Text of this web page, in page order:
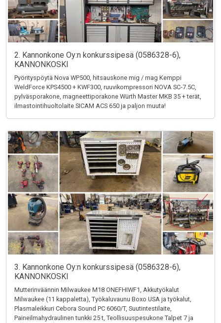
2. Kannonkone Oy:n konkurssipesä (0586328-6),
KANNONKOSKI
Pyörityspöytä Nova WP500, hitsauskone mig / mag Kemppi
WeldForce KPS4500 + KWF300, ruuvikompressori NOVA SC-7.5C,
pylväsporakone, magneettiporakone Würth Master MKB 35 + terät,
ilmastointihuoltolaite SICAM ACS 650 ja paljon muuta!
3. Kannonkone Oy:n konkurssipesä (0586328-6),
KANNONKOSKI
Mutterinväännin Milwaukee M18 ONEFHIWF1, Akkutyökalut
Milwaukee (11 kappaletta), Työkaluvaunu Boxo USA ja työkalut,
Plasmaleikkuri Cebora Sound PC 6060/T, Suutintestilaite,
Paineilmahydraulinen tunkki 25 t, Teollisuuspesukone Talpet 7 ja